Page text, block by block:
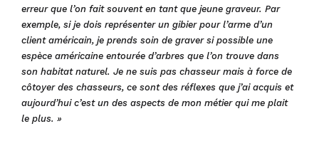
erreur que l’on fait souvent en tant que jeune graveur. Par
exemple, si je dois représenter un gibier pour l’arme d’un
client américain, je prends soin de graver si possible une
espèce américaine entourée d’arbres que l’on trouve dans
son habitat naturel. Je ne suis pas chasseur mais à force de
côtoyer des chasseurs, ce sont des réflexes que j’ai acquis et
aujourd’hui c’est un des aspects de mon métier qui me plait
le plus. »